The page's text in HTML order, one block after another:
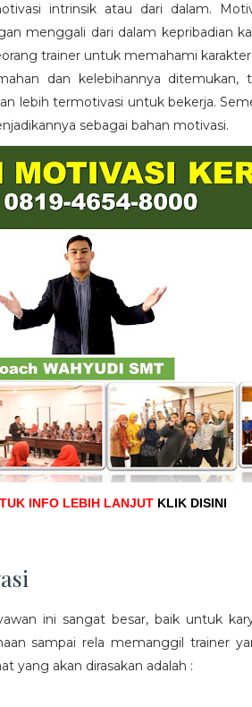
intrinsik atau dari dalam.
menggali dari dalam kepribadian
trainer untuk memahami karakter
dan kelebihannya
lebih termotivasi untuk bekerja.
sebagai bahan motivasi.
INFO LEBIH LANJUT KLIK DISINI
ini sangat besar, baik untuk
sampai rela memanggil trainer
yang akan dirasakan adalah :